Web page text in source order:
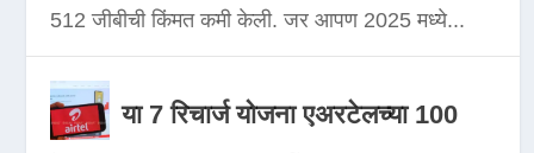
512 जीबीची किंमत कमी केली. जर आपण 2025 मध्ये...
या 7 रिचार्ज योजना एअरटेलच्या 100